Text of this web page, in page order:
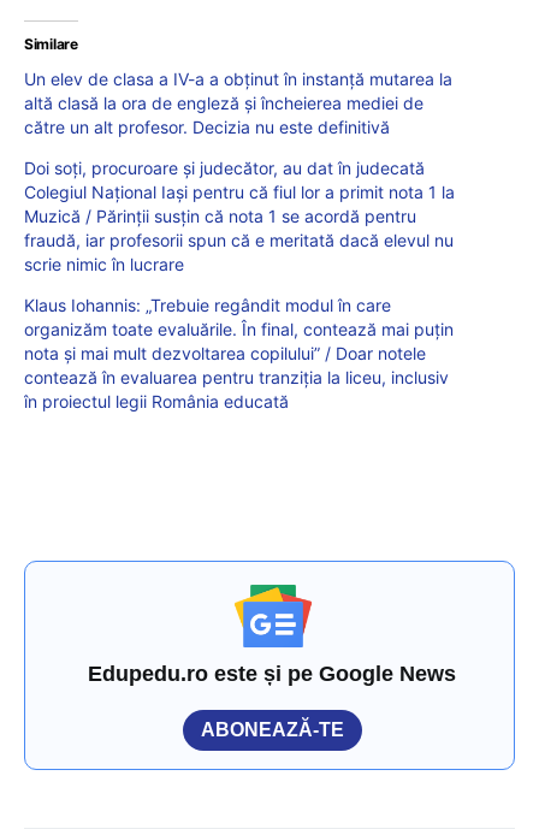
Similare
Un elev de clasa a IV-a a obținut în instanță mutarea la
altă clasă la ora de engleză și încheierea mediei de
către un alt profesor. Decizia nu este definitivă
Doi soți, procuroare și judecător, au dat în judecată
Colegiul Național Iași pentru că fiul lor a primit nota 1 la
Muzică / Părinții susțin că nota 1 se acordă pentru
fraudă, iar profesorii spun că e meritată dacă elevul nu
scrie nimic în lucrare
Klaus Iohannis: „Trebuie regândit modul în care
organizăm toate evaluările. În final, contează mai puțin
nota și mai mult dezvoltarea copilului” / Doar notele
contează în evaluarea pentru tranziția la liceu, inclusiv
în proiectul legii România educată
Edupedu.ro este și pe Google News
ABONEAZĂ-TE